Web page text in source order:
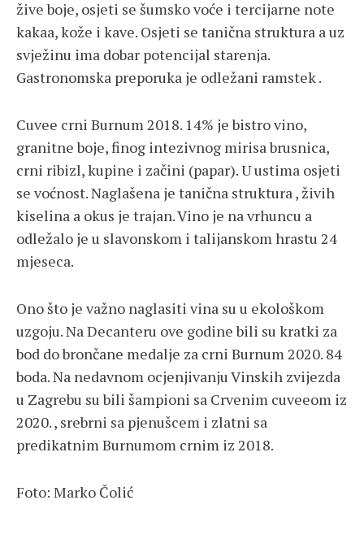
žive boje, osjeti se šumsko voće i tercijarne note
kakaa, kože i kave. Osjeti se tanična struktura a uz
svježinu ima dobar potencijal starenja.
Gastronomska preporuka je odležani ramstek .
Cuvee crni Burnum 2018. 14% je bistro vino,
granitne boje, finog intezivnog mirisa brusnica,
crni ribizl, kupine i začini (papar). U ustima osjeti
se voćnost. Naglašena je tanična struktura , živih
kiselina a okus je trajan. Vino je na vrhuncu a
odležalo je u slavonskom i talijanskom hrastu 24
mjeseca.
Ono što je važno naglasiti vina su u ekološkom
uzgoju. Na Decanteru ove godine bili su kratki za
bod do brončane medalje za crni Burnum 2020. 84
boda. Na nedavnom ocjenjivanju Vinskih zvijezda
u Zagrebu su bili šampioni sa Crvenim cuveeom iz
2020. , srebrni sa pjenušcem i zlatni sa
predikatnim Burnumom crnim iz 2018.
Foto: Marko Čolić